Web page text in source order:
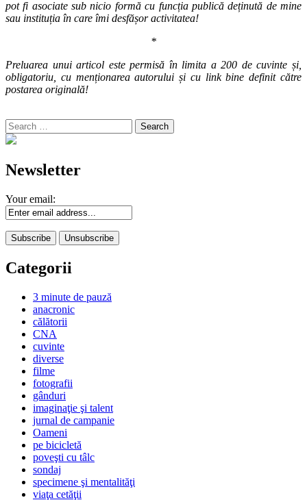
pot fi asociate sub nicio formă cu funcția publică deținută de mine
sau instituția în care îmi desfășor activitatea!
*
Preluarea unui articol este permisă în limita a 200 de cuvinte și,
obligatoriu, cu menționarea autorului și cu link bine definit către
postarea originală!
Search
for:
Newsletter
Your email:
Categorii
3 minute de pauză
anacronic
călătorii
CNA
cuvinte
diverse
filme
fotografii
gânduri
imaginaţie şi talent
jurnal de campanie
Oameni
pe bicicletă
poveşti cu tâlc
sondaj
specimene şi mentalităţi
viaţa cetăţii